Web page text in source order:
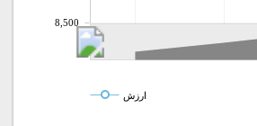
8,500
ارزش